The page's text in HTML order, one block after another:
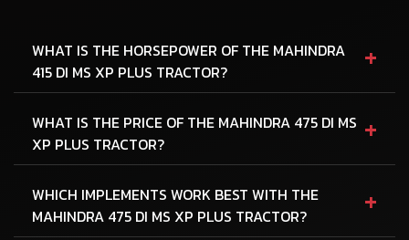
WHAT IS THE HORSEPOWER OF THE MAHINDRA
415 DI MS XP PLUS TRACTOR?
+
WHAT IS THE PRICE OF THE MAHINDRA 475 DI MS
XP PLUS TRACTOR?
+
WHICH IMPLEMENTS WORK BEST WITH THE
MAHINDRA 475 DI MS XP PLUS TRACTOR?
+